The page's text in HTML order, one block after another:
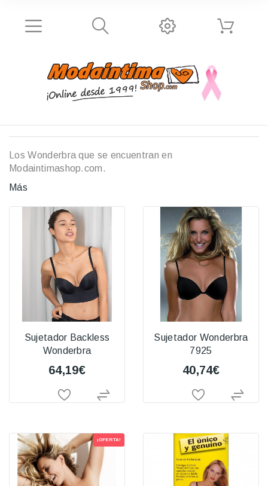
LosWonderbra que se encuentran en
Modaintimashop.com.
Más
Sujetador Backless
Wonderbra
64,19€
Sujetador Wonderbra
7925
40,74€
¡OFERTA!